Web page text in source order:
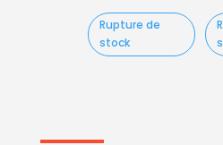
Rupture de
stock